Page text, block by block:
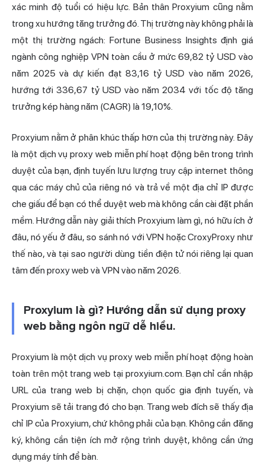
xác minh độ tuổi có hiệu lực. Bản thân Proxyium cũng nằm
trong xu hướng tăng trưởng đó. Thị trường này không phải là
một thị trường ngách: Fortune Business Insights định giá
ngành công nghiệp VPN toàn cầu ở mức 69,82 tỷ USD vào
năm 2025 và dự kiến đạt 83,16 tỷ USD vào năm 2026,
hướng tới 336,67 tỷ USD vào năm 2034 với tốc độ tăng
trưởng kép hàng năm (CAGR) là 19,10%.
Proxyium nằm ở phân khúc thấp hơn của thị trường này. Đây
là một dịch vụ proxy web miễn phí hoạt động bên trong trình
duyệt của bạn, định tuyến lưu lượng truy cập internet thông
qua các máy chủ của riêng nó và trả về một địa chỉ IP được
che giấu để bạn có thể duyệt web mà không cần cài đặt phần
mềm. Hướng dẫn này giải thích Proxyium làm gì, nó hữu ích ở
đâu, nó yếu ở đâu, so sánh nó với VPN hoặc CroxyProxy như
thế nào, và tại sao người dùng tiền điện tử nói riêng lại quan
tâm đến proxy web và VPN vào năm 2026.
Proxyium là gì? Hướng dẫn sử dụng proxy
web bằng ngôn ngữ dễ hiểu.
Proxyium là một dịch vụ proxy web miễn phí hoạt động hoàn
toàn trên một trang web tại proxyium.com. Bạn chỉ cần nhập
URL của trang web bị chặn, chọn quốc gia định tuyến, và
Proxyium sẽ tải trang đó cho bạn. Trang web đích sẽ thấy địa
chỉ IP của Proxyium, chứ không phải của bạn. Không cần đăng
ký, không cần tiện ích mở rộng trình duyệt, không cần ứng
dụng máy tính để bàn.